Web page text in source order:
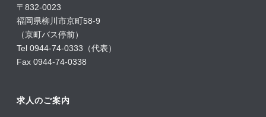
〒832-0023
福岡県柳川市京町58-9
（京町バス停前）
Tel 0944-74-0333（代表）
Fax 0944-74-0338
求人のご案内